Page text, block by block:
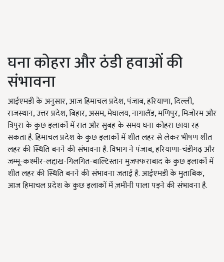
घना कोहरा और ठंडी हवाओं की
संभावना
आईएमडी के अनुसार, आज हिमाचल प्रदेश, पंजाब, हरियाणा, दिल्ली,
राजस्थान, उत्तर प्रदेश, बिहार, असम, मेघालय, नागालैंड, मणिपुर, मिजोरम और
त्रिपुरा के कुछ इलाकों में रात और सुबह के समय घना कोहरा छाया रह
सकता है. हिमाचल प्रदेश के कुछ इलाकों में शीत लहर से लेकर भीषण शीत
लहर की स्थिति बनने की संभावना है. विभाग ने पंजाब, हरियाणा-चंडीगढ़ और
जम्मू-कश्मीर-लद्दाख-गिलगित-बाल्टिस्तान मुजफ्फराबाद के कुछ इलाकों में
शीत लहर की स्थिति बनने की संभावना जताई है. आईएमडी के मुताबिक,
आज हिमाचल प्रदेश के कुछ इलाकों में ज़मीनी पाला पड़ने की संभावना है.